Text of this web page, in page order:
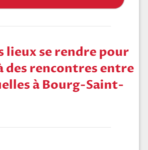
lieux se rendre pour
des rencontres entre
à Bourg-Saint-